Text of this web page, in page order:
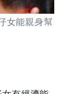
女能親身幫